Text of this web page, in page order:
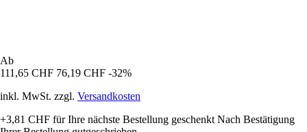
Ab
111,65 CHF 76,19 CHF -32%
inkl. MwSt. zzgl. Versandkosten
+3,81 CHF für Ihre nächste Bestellung geschenkt Nach Bestätigung